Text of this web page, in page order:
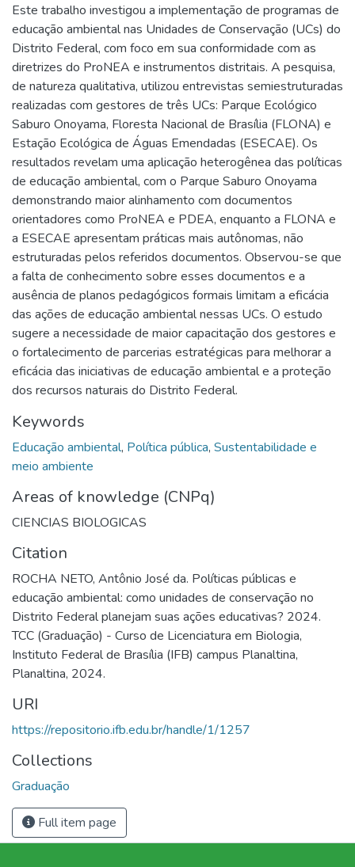
Este trabalho investigou a implementação de programas de
educação ambiental nas Unidades de Conservação (UCs) do
Distrito Federal, com foco em sua conformidade com as
diretrizes do ProNEA e instrumentos distritais. A pesquisa,
de natureza qualitativa, utilizou entrevistas semiestruturadas
realizadas com gestores de três UCs: Parque Ecológico
Saburo Onoyama, Floresta Nacional de Brasília (FLONA) e
Estação Ecológica de Águas Emendadas (ESECAE). Os
resultados revelam uma aplicação heterogênea das políticas
de educação ambiental, com o Parque Saburo Onoyama
demonstrando maior alinhamento com documentos
orientadores como ProNEA e PDEA, enquanto a FLONA e
a ESECAE apresentam práticas mais autônomas, não
estruturadas pelos referidos documentos. Observou-se que
a falta de conhecimento sobre esses documentos e a
ausência de planos pedagógicos formais limitam a eficácia
das ações de educação ambiental nessas UCs. O estudo
sugere a necessidade de maior capacitação dos gestores e
o fortalecimento de parcerias estratégicas para melhorar a
eficácia das iniciativas de educação ambiental e a proteção
dos recursos naturais do Distrito Federal.
Keywords
Educação ambiental, Política pública, Sustentabilidade e
meio ambiente
Areas of knowledge (CNPq)
CIENCIAS BIOLOGICAS
Citation
ROCHA NETO, Antônio José da. Políticas públicas e
educação ambiental: como unidades de conservação no
Distrito Federal planejam suas ações educativas? 2024.
TCC (Graduação) - Curso de Licenciatura em Biologia,
Instituto Federal de Brasília (IFB) campus Planaltina,
Planaltina, 2024.
URI
https://repositorio.ifb.edu.br/handle/1/1257
Collections
Graduação
Full item page